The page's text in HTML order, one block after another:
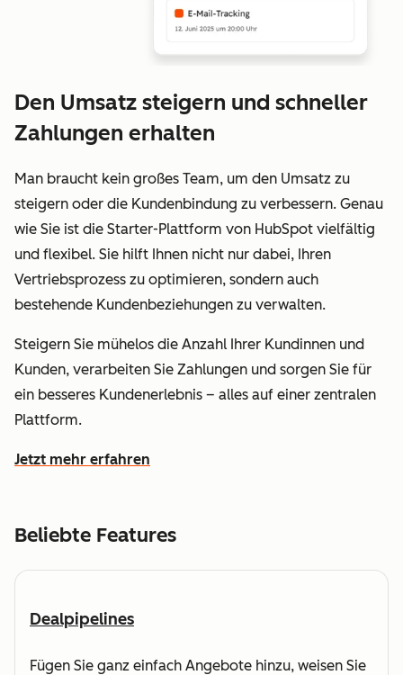
Den Umsatz steigern und schneller
Zahlungen erhalten
Man braucht kein großes Team, um den Umsatz zu
steigern oder die Kundenbindung zu verbessern. Genau
wie Sie ist die Starter-Plattform von HubSpot vielfältig
und flexibel. Sie hilft Ihnen nicht nur dabei, Ihren
Vertriebsprozess zu optimieren, sondern auch
bestehende Kundenbeziehungen zu verwalten.
Steigern Sie mühelos die Anzahl Ihrer Kundinnen und
Kunden, verarbeiten Sie Zahlungen und sorgen Sie für
ein besseres Kundenerlebnis – alles auf einer zentralen
Plattform.
Jetzt mehr erfahren
wie HubSpot dabei hilft, den Umsatz zu steigern und
Beliebte Features
Dealpipelines
Fügen Sie ganz einfach Angebote hinzu, weisen Sie